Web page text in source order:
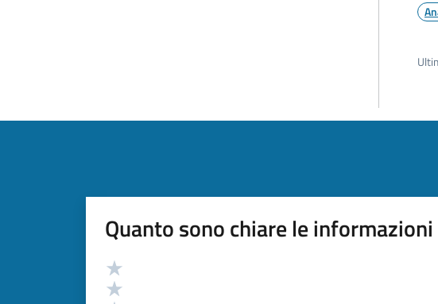
Quanto sono chiare le
Valutazione